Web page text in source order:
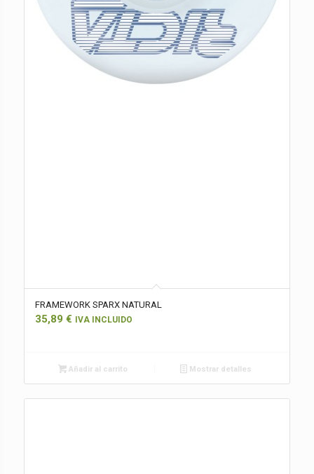
FRAMEWORK SPARX NATURAL
35,89 € IVA INCLUIDO
Añadir al carrito Mostrar detalles